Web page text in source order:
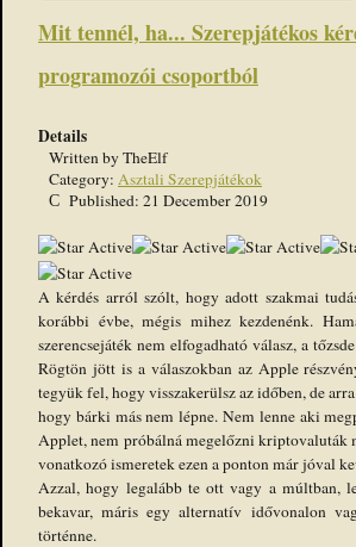
Mit tennél, ha... Szerepjátékos
programozói csoportból
Details
Written byTheElf
Category: Asztali Szerepjátékok
Published: 21 December 2019
User
Rating:5/5
A kérdés arról szólt, hogy adott szakmai
korábbi évbe, mégis mihez kezdenénk.
szerencsejáték nem elfogadható válasz, a
Rögtön jött is a válaszokban az Apple
tegyük fel, hogy visszakerülsz az időben, de
hogy bárki más nem lépne. Nem lenne aki
Applet, nem próbálná megelőzni kriptovaluták
vonatkozó ismeretek ezen a ponton már jóval
Azzal, hogy legalább te ott vagy a múltban,
bekavar, máris egy alternatív idővonalon
történne.